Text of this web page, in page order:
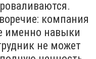
компания
именно навыки
не может